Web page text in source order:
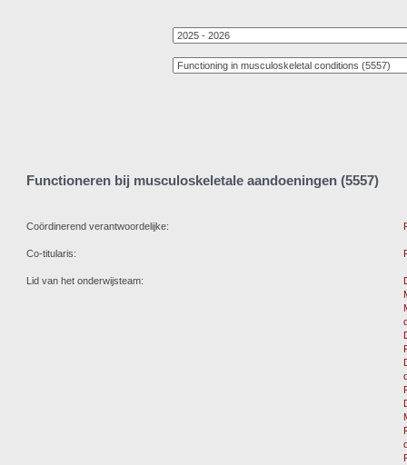
Functioneren bij musculoskeletale aandoeningen (5557)
Coördinerend verantwoordelijke:
Co-titularis:
Lid van het onderwijsteam: